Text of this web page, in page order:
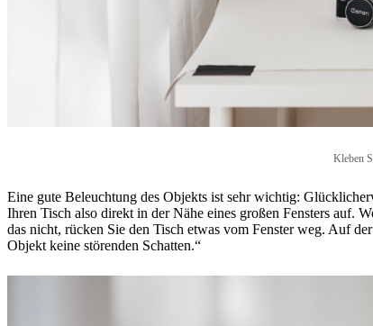
Kleben
Eine gute Beleuchtung des Objekts ist sehr wichtig:
Ihren Tisch also direkt in der Nähe eines großen Fensters auf.
das nicht, rücken Sie den Tisch etwas vom Fenster weg. Auf
Objekt keine störenden Schatten.“